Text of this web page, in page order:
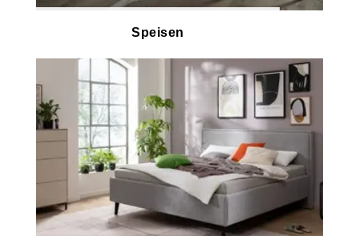
Speisen